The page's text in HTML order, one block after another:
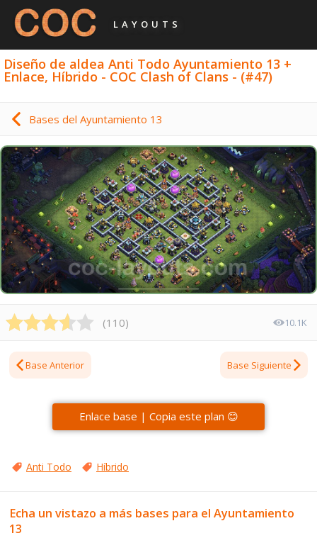
LAYOUTS
Diseño de aldea Anti Todo Ayuntamiento 13 +
Enlace, Híbrido - COC Clash of Clans - (#47)
Bases del Ayuntamiento 13
(110) 10.1K
Base Anterior Base Siguiente
Enlace base | Copia este plan 😊
Anti Todo Híbrido
Echa un vistazo a más bases para el Ayuntamiento
13